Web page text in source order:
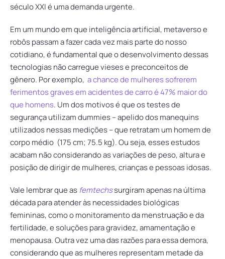
século XXI é uma demanda urgente.
Em um mundo em que inteligência artificial, metaverso e
robôs passam a fazer cada vez mais parte do nosso
cotidiano, é fundamental que o desenvolvimento dessas
tecnologias não carregue vieses e preconceitos de
gênero. Por exemplo, a chance de mulheres sofrerem
ferimentos graves em acidentes de carro é 47% maior do
que homens. Um dos motivos é que os testes de
segurança utilizam dummies – apelido dos manequins
utilizados nessas medições – que retratam um homem de
corpo médio (175 cm; 75.5 kg). Ou seja, esses estudos
acabam não considerando as variações de peso, altura e
posição de dirigir de mulheres, crianças e pessoas idosas.
Vale lembrar que as femtechssurgiram apenas na última
década para atender às necessidades biológicas
femininas, como o monitoramento da menstruação e da
fertilidade, e soluções para gravidez, amamentação e
menopausa. Outra vez uma das razões para essa demora,
considerando que as mulheres representam metade da